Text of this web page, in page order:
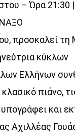
– Ώρα 21:30
προσκαλεί τη
κύκλων
Ελλήνων
πιάνο,
και
Αχιλλέας